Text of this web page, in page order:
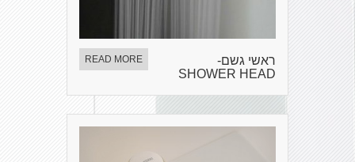
ראשי גשם-
SHOWER HEAD
READ MORE